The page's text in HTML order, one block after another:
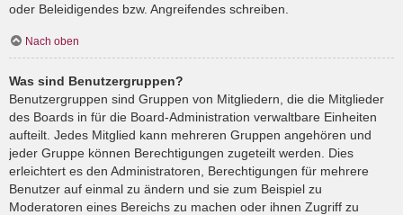
oder Beleidigendes bzw. Angreifendes schreiben.
Nach oben
Was sind Benutzergruppen?
Benutzergruppen sind Gruppen von Mitgliedern, die die Mitglieder
des Boards in für die Board-Administration verwaltbare Einheiten
aufteilt. Jedes Mitglied kann mehreren Gruppen angehören und
jeder Gruppe können Berechtigungen zugeteilt werden. Dies
erleichtert es den Administratoren, Berechtigungen für mehrere
Benutzer auf einmal zu ändern und sie zum Beispiel zu
Moderatoren eines Bereichs zu machen oder ihnen Zugriff zu